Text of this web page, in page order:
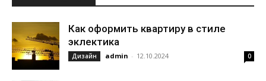
Как оформить квартиру в стиле
эклектика
Дизайн admin - 12.10.2024 0